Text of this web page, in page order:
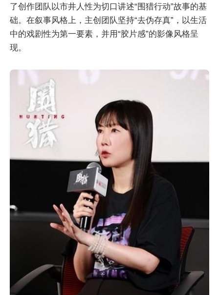
了创作团队以市井人性为切口讲述“围猎行动”故事的基
础。在叙事风格上，主创团队坚持“去伪存真”，以生活
中的戏剧性为第一要素，并用“胶片感”的影像风格呈
现。